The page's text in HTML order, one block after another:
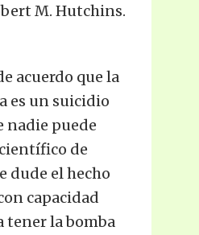
M. Hutchins.
acuerdo que la
es un suicidio
nadie puede
de
dude el hecho
capacidad
tener la bomba